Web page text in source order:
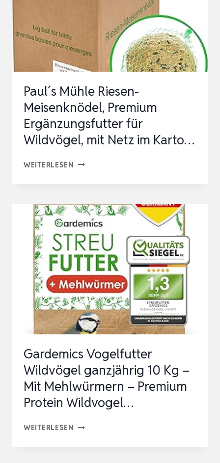
Paul´s Mühle Riesen-
Meisenknödel, Premium
Ergänzungsfutter für
Wildvögel, mit Netz im Karto…
WEITERLESEN PAUL
RIESEN-
MEISENKNÖDEL,
PREMIUM
ERGÄNZUNGSFUTTER
WILDVÖGEL,
MIT
NETZ
IM
Gardemics Vogelfutter
Wildvögel ganzjährig 10 Kg –
Mit Mehlwürmern – Premium
Protein Wildvogel…
WEITERLESEN GARDEMICS